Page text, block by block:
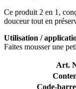
Ce produit 2 en 1,
douceur tout en
Utilisation /
Faites mousser une
Art.
Code-